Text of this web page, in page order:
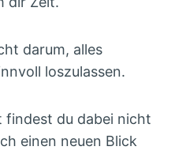
darum, alles
loszulassen.
findest du dabei nicht
einen neuen Blick